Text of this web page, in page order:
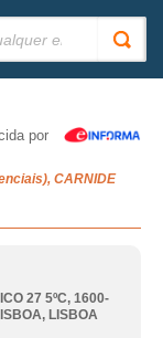
por
CARNIDE
27 5ºC, 1600-
, LISBOA